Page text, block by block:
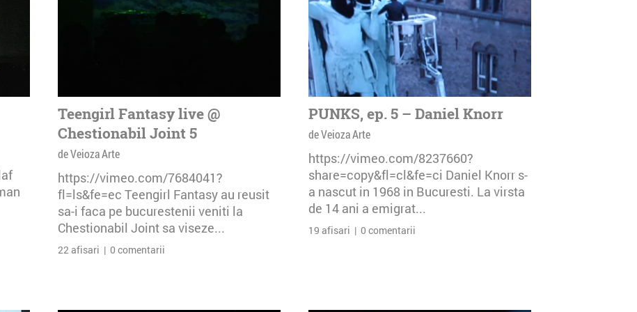
Teengirl Fantasy live @
Chestionabil Joint 5
de Veioza Arte
https://vimeo.com/7684041?
fl=ls&fe=ec Teengirl Fantasy au reusit
sa-i faca pe bucurestenii veniti la
Chestionabil Joint sa viseze...
22 afisari | 0 comentarii
PUNKS, ep. 5 – Daniel Knorr
de Veioza Arte
https://vimeo.com/8237660?
share=copy&fl=cl&fe=ci Daniel Knorr s-
a nascut in 1968 in Bucuresti. La virsta
de 14 ani a emigrat...
19 afisari | 0 comentarii